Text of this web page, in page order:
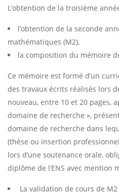
L’obtention de la troisième
l’obtention de la seconde
mathématiques (M2),
la composition du mémoire
Ce mémoire est formé d’un
des travaux écrits réalisés lors
nouveau, entre 10 et 20 pages,
domaine de recherche »,
domaine de recherche dans
(thèse ou insertion
lors d’une soutenance orale,
diplôme de l’ENS avec mention
La validation de cours de